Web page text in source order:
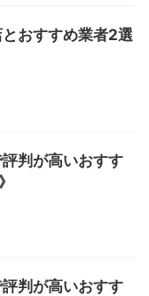
とおすすめ業者2選
評判が高いおすす
評判が高いおすす